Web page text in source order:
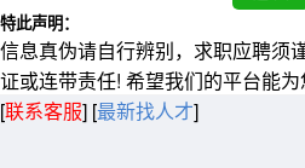
特此声明：
信息真伪请自行辨别，求职应聘须
证或连带责任! 希望我们的平台能为
[联系客服] [最新找人才]